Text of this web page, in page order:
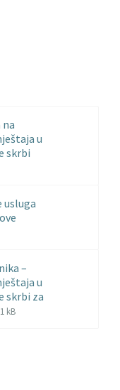
na
u
skrbi
usluga
–
u
skrbi za
kB